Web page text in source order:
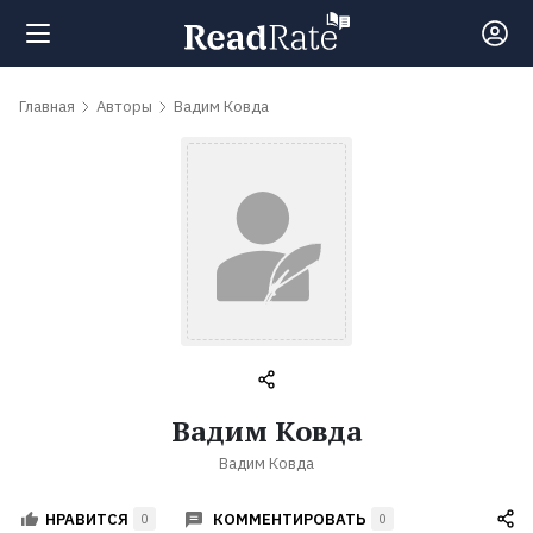
Поиск
Главная Авторы Вадим Ковда
Вадим Ковда
Вадим Ковда
НРАВИТСЯ 0 КОММЕНТИРОВАТЬ 0